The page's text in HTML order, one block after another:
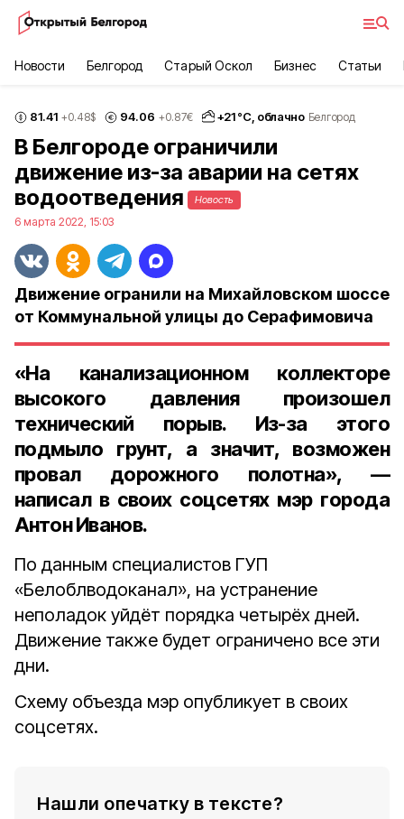
Новости Белгород Старый Оскол Бизнес Статьи
81.41 +0.48$ 94.06 +0.87€ +21°С, облачно Белгород
В Белгороде ограничили
движение из-за аварии на сетях
водоотведения
Новость
6 марта 2022, 15:03
Движение огранили на Михайловском шоссе
от Коммунальной улицы до Серафимовича
«На канализационном коллекторе
высокого давления произошел
технический порыв. Из-за этого
подмыло грунт, а значит, возможен
провал дорожного полотна», —
написал в своих соцсетях мэр города
Антон Иванов.
По данным специалистов ГУП
«Белоблводоканал», на устранение
неполадок уйдёт порядка четырёх дней.
Движение также будет ограничено все эти
дни.
Схему объезда мэр опубликует в своих
соцсетях.
Нашли опечатку в тексте?